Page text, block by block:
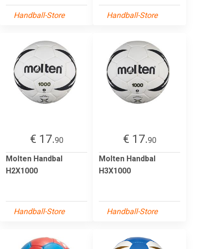
Handball-Store Handball-Store
€ 17.90
Molten Handbal
H2X1000
Handball-Store
€ 17.90
Molten Handbal
H3X1000
Handball-Store